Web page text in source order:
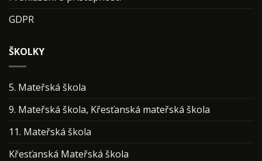
GDPR
ŠKOLKY
5. Mateřská škola
9. Mateřská škola, Křesťanská mateřská škola
11. Mateřská škola
Křesťanská Mateřská škola